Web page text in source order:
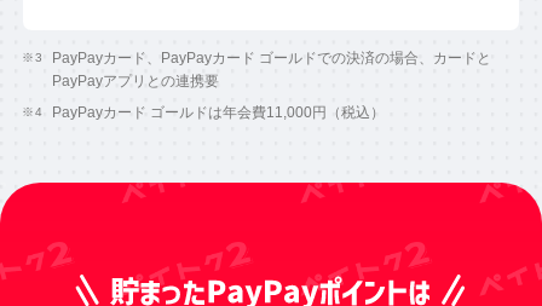
PayPayカード、PayPayカード ゴールドでの決済の場合、カードと
PayPayアプリとの連携要
PayPayカード ゴールドは年会費11,000円（税込）